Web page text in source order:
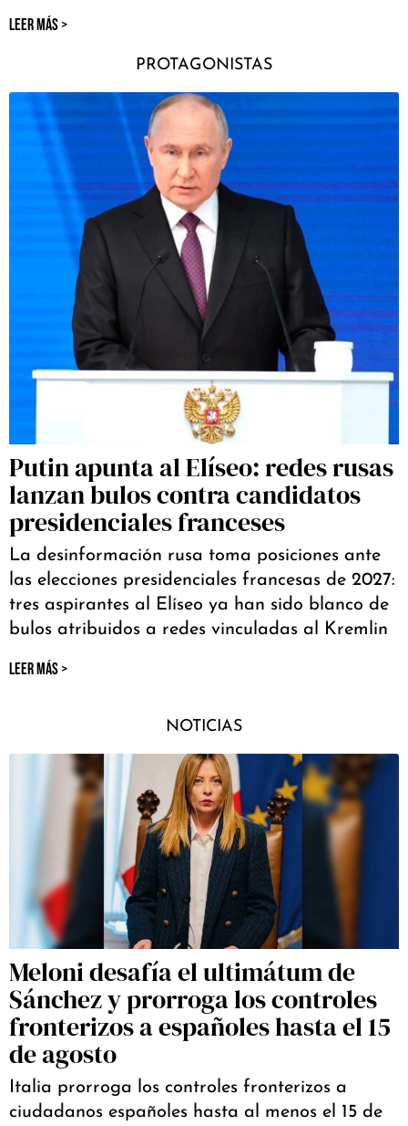
LEER MÁS >
PROTAGONISTAS
Putin apunta al Elíseo: redes rusas
lanzan bulos contra candidatos
presidenciales franceses
La desinformación rusa toma posiciones ante
las elecciones presidenciales francesas de 2027:
tres aspirantes al Elíseo ya han sido blanco de
bulos atribuidos a redes vinculadas al Kremlin
LEER MÁS >
NOTICIAS
Meloni desafía el ultimátum de
Sánchez y prorroga los controles
fronterizos a españoles hasta el 15
de agosto
Italia prorroga los controles fronterizos a
ciudadanos españoles hasta al menos el 15 de